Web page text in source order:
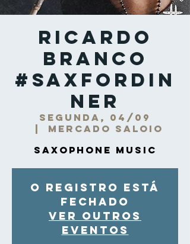
Ricardo
Branco
#SaxForDin
ner
segunda, 04/09
Mercado Saloio
Saxophone Music
O registro está
fechado
Ver outros
eventos